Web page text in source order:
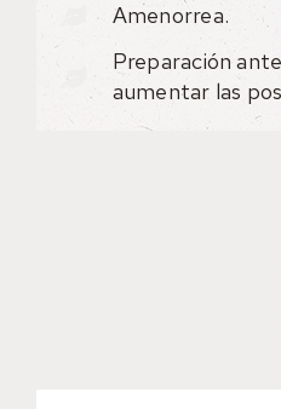
Amenorrea.
Preparación
aumentar las